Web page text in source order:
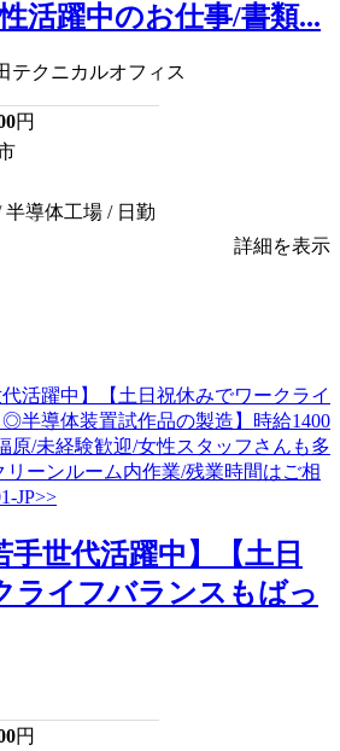
活躍中のお仕事/書類...
テクニカルオフィス
円
半導体工場 / 日勤
詳細を表示
手世代活躍中】【土日
ライフバランスもばっ
円